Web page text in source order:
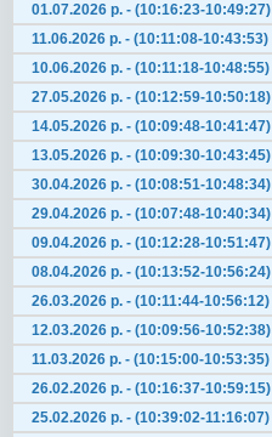
01.07.2026 р. - (10:16:23-10:49:27)
11.06.2026 р. - (10:11:08-10:43:53)
10.06.2026 р. - (10:11:18-10:48:55)
27.05.2026 р. - (10:12:59-10:50:18)
14.05.2026 р. - (10:09:48-10:41:47)
13.05.2026 р. - (10:09:30-10:43:45)
30.04.2026 р. - (10:08:51-10:48:34)
29.04.2026 р. - (10:07:48-10:40:34)
09.04.2026 р. - (10:12:28-10:51:47)
08.04.2026 р. - (10:13:52-10:56:24)
26.03.2026 р. - (10:11:44-10:56:12)
12.03.2026 р. - (10:09:56-10:52:38)
11.03.2026 р. - (10:15:00-10:53:35)
26.02.2026 р. - (10:16:37-10:59:15)
25.02.2026 р. - (10:39:02-11:16:07)